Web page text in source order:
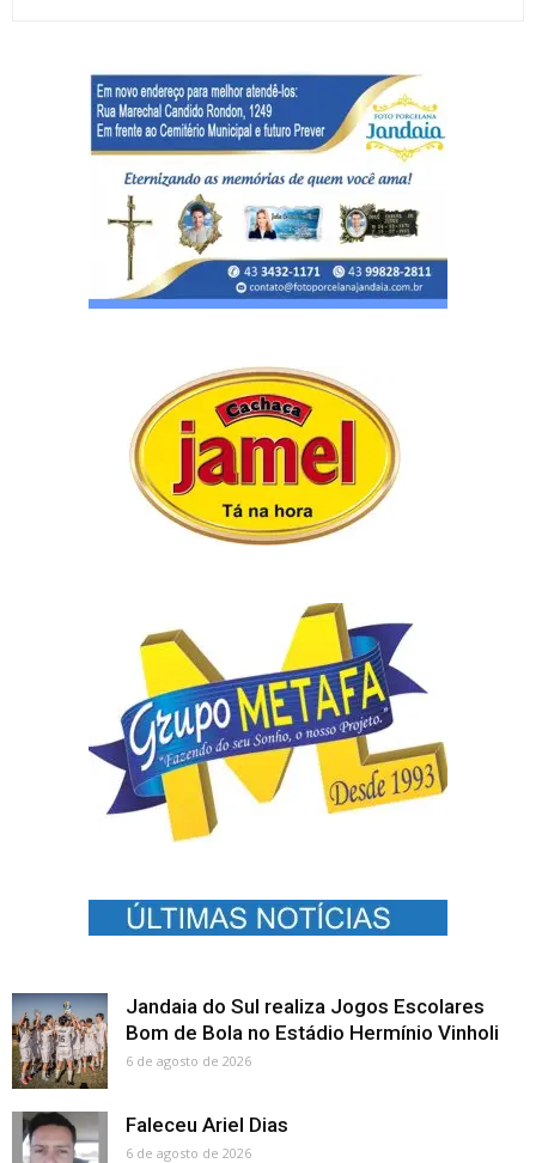
Jandaia do Sul realiza Jogos Escolares
Bom de Bola no Estádio Hermínio Vinholi
6 de agosto de 2026
Faleceu Ariel Dias
6 de agosto de 2026